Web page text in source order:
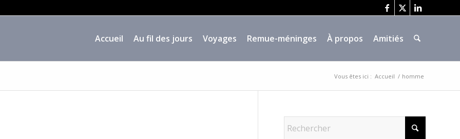
Accueil Au fil des jours Voyages Remue-méninges À propos Amitiés
Vous êtes ici : Accueil / homme